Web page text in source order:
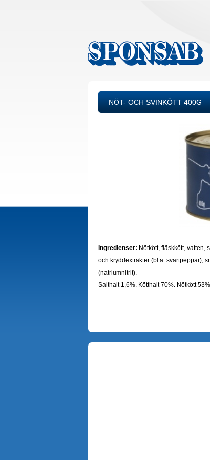
NÖT- OCH SVINKÖTT 400G
Ingredienser: Nötkött, fläskkött, vatten,
och kryddextrakter (bl.a. svartpeppar),
(natriumnitrit).
Salthalt 1,6%. Kötthalt 70%. Nötkött